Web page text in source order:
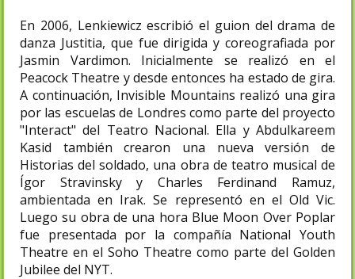
En 2006, Lenkiewicz escribió el guion del drama de
danza Justitia, que fue dirigida y coreografiada por
Jasmin Vardimon. Inicialmente se realizó en el
Peacock Theatre y desde entonces ha estado de gira.​
A continuación, Invisible Mountains realizó una gira
por las escuelas de Londres como parte del proyecto
"Interact" del Teatro Nacional. Ella y Abdulkareem
Kasid también crearon una nueva versión de
Historias del soldado, una obra de teatro musical de
Ígor Stravinsky y Charles Ferdinand Ramuz,
ambientada en Irak. Se representó en el Old Vic.
Luego su obra de una hora Blue Moon Over Poplar
fue presentada por la compañía National Youth
Theatre en el Soho Theatre como parte del Golden
Jubilee del NYT.​